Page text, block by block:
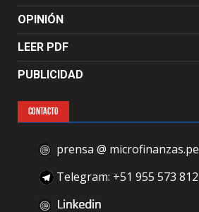
OPINIÓN
LEER PDF
PUBLICIDAD
CONTACTO
prensa @ microfinanzas.pe
Telegram: +51 955 573 812